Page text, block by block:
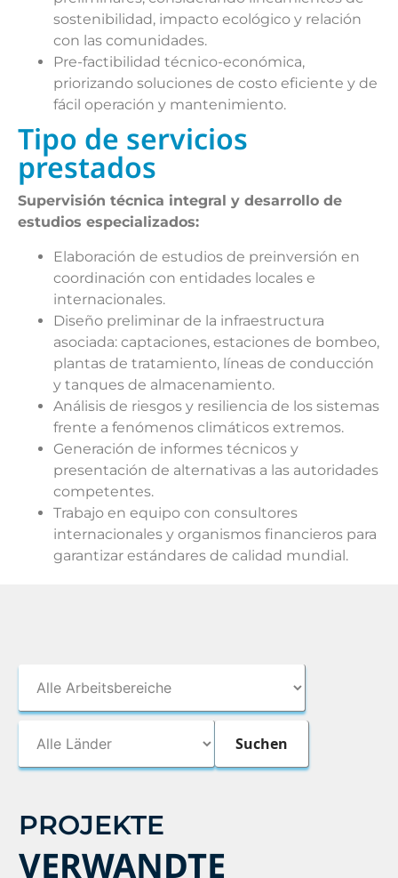
sostenibilidad, impacto ecológico y relación
con las comunidades.
Pre-factibilidad técnico-económica,
priorizando soluciones de costo eficiente y de
fácil operación y mantenimiento.
Tipo de servicios
prestados
Supervisión técnica integral y desarrollo de
estudios especializados:
Elaboración de estudios de preinversión en
coordinación con entidades locales e
internacionales.
Diseño preliminar de la infraestructura
asociada: captaciones, estaciones de bombeo,
plantas de tratamiento, líneas de conducción
y tanques de almacenamiento.
Análisis de riesgos y resiliencia de los sistemas
frente a fenómenos climáticos extremos.
Generación de informes técnicos y
presentación de alternativas a las autoridades
competentes.
Trabajo en equipo con consultores
internacionales y organismos financieros para
garantizar estándares de calidad mundial.
PROJEKTE
VERWANDTE